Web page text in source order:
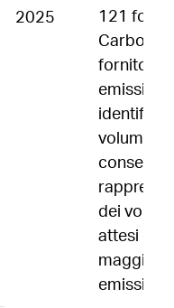
2025 121
Carbon
fornitori
volumi di
dei
attesi
emissiva.